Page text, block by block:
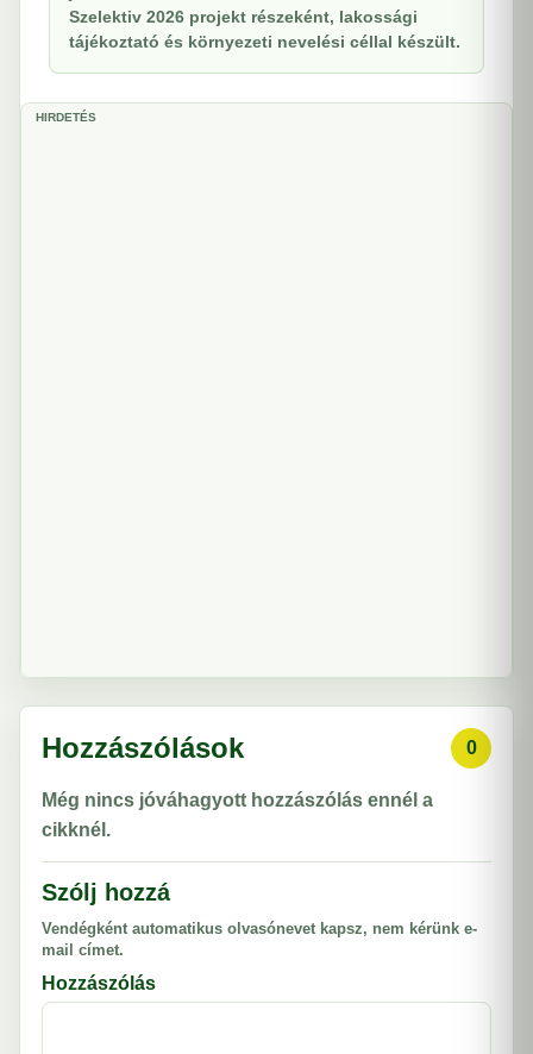
Szelektiv 2026 projekt részeként, lakossági
tájékoztató és környezeti nevelési céllal készült.
HIRDETÉS
Hozzászólások 0
Még nincs jóváhagyott hozzászólás ennél a
cikknél.
Szólj hozzá
Vendégként automatikus olvasónevet kapsz, nem kérünk e-
mail címet.
Hozzászólás